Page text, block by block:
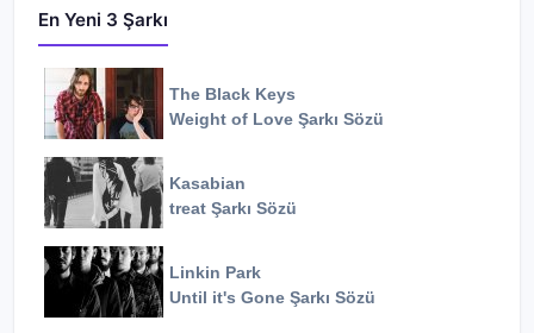
En Yeni 3 Şarkı
The Black Keys
Weight of Love Şarkı Sözü
Kasabian
treat Şarkı Sözü
Linkin Park
Until it's Gone Şarkı Sözü